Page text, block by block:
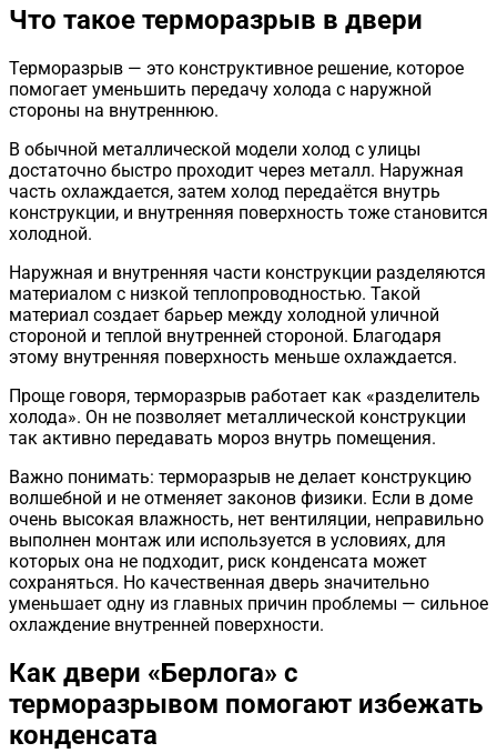
Что такое терморазрыв в двери
Терморазрыв — это конструктивное решение, которое
помогает уменьшить передачу холода с наружной
стороны на внутреннюю.
В обычной металлической модели холод с улицы
достаточно быстро проходит через металл. Наружная
часть охлаждается, затем холод передаётся внутрь
конструкции, и внутренняя поверхность тоже становится
холодной.
Наружная и внутренняя части конструкции разделяются
материалом с низкой теплопроводностью. Такой
материал создает барьер между холодной уличной
стороной и теплой внутренней стороной. Благодаря
этому внутренняя поверхность меньше охлаждается.
Проще говоря, терморазрыв работает как «разделитель
холода». Он не позволяет металлической конструкции
так активно передавать мороз внутрь помещения.
Важно понимать: терморазрыв не делает конструкцию
волшебной и не отменяет законов физики. Если в доме
очень высокая влажность, нет вентиляции, неправильно
выполнен монтаж или используется в условиях, для
которых она не подходит, риск конденсата может
сохраняться. Но качественная дверь значительно
уменьшает одну из главных причин проблемы — сильное
охлаждение внутренней поверхности.
Как двери «Берлога» с
терморазрывом помогают избежать
конденсата